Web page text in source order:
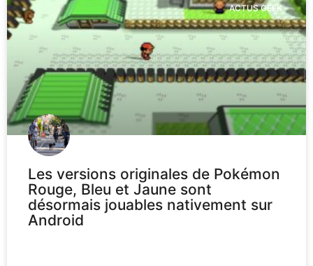
ACTUS GEEK
Les versions originales de Pokémon
Rouge, Bleu et Jaune sont
désormais jouables nativement sur
Android